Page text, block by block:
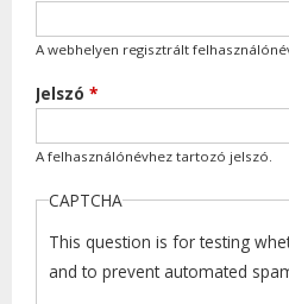
A webhelyen regisztrált
Jelszó *
A felhasználónévhez tartozó jelszó.
CAPTCHA
This question is for testing
and to prevent automated